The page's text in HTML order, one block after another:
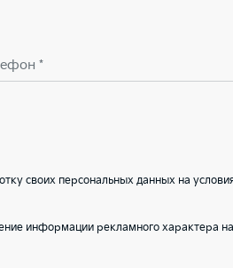
*
своих персональных данных на
информации рекламного характера на